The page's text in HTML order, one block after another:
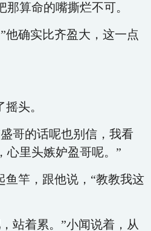
算命的嘴撕烂不可。
他确实比齐盈大，这一点
头。
哥的话呢也别信，我看
心里头嫉妒盈哥呢。”
鱼竿，跟他说，“教教我这
站着累。”小闻说着，从